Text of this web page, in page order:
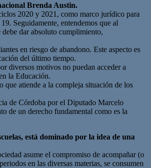
Brenda Austin.
2020 y 2021, como marco jurídico para
Seguidamente, entendemos que al
dar absoluto cumplimiento,
en riesgo de abandono. Este aspecto es
del último tiempo.
diversos motivos no puedan acceder a
la Educación.
que atiende a la compleja situación de los
de Córdoba por el Diputado Marcelo
de un derecho fundamental como es la
está dominado por la idea de una
asume el compromiso de acompañar (o
en las diversas materias, se consumen